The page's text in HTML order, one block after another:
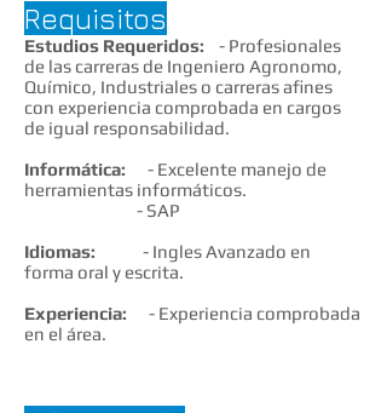
Requisitos
Estudios Requeridos: - Profesionales
de las carreras de Ingeniero Agronomo,
Químico, Industriales o carreras afines
con experiencia comprobada en cargos
de igual responsabilidad.
Informática: - Excelente manejo de
herramientas informáticos.
- SAP
Idiomas: - Ingles Avanzado en
forma oral y escrita.
Experiencia: - Experiencia comprobada
en el área.